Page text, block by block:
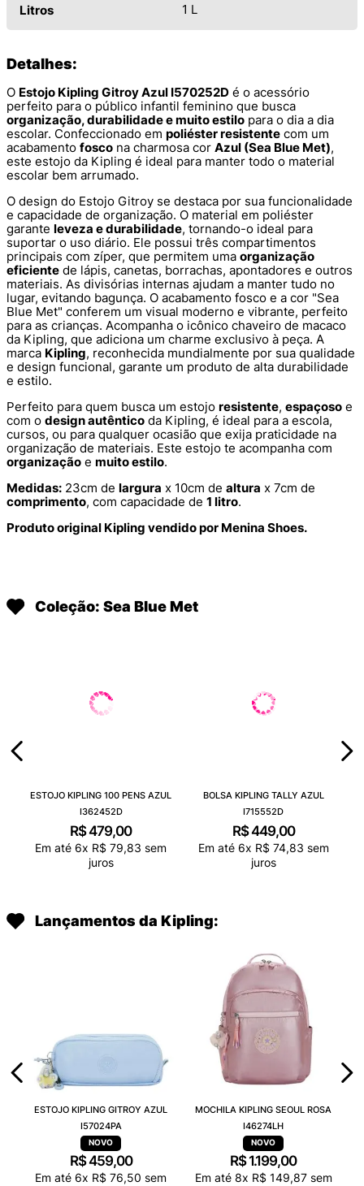
Litros 1 L
Detalhes:
O Estojo Kipling Gitroy Azul I570252D é o acessório
perfeito para o público infantil feminino que busca
organização, durabilidade e muito estilo para o dia a dia
escolar. Confeccionado em poliéster resistente com um
acabamento fosco na charmosa cor Azul (Sea Blue Met),
este estojo da Kipling é ideal para manter todo o material
escolar bem arrumado.
O design do Estojo Gitroy se destaca por sua funcionalidade
e capacidade de organização. O material em poliéster
garante leveza e durabilidade, tornando-o ideal para
suportar o uso diário. Ele possui três compartimentos
principais com zíper, que permitem uma organização
eficiente de lápis, canetas, borrachas, apontadores e outros
materiais. As divisórias internas ajudam a manter tudo no
lugar, evitando bagunça. O acabamento fosco e a cor "Sea
Blue Met" conferem um visual moderno e vibrante, perfeito
para as crianças. Acompanha o icônico chaveiro de macaco
da Kipling, que adiciona um charme exclusivo à peça. A
marca Kipling, reconhecida mundialmente por sua qualidade
e design funcional, garante um produto de alta durabilidade
e estilo.
Perfeito para quem busca um estojo resistente, espaçoso e
com o design autêntico da Kipling, é ideal para a escola,
cursos, ou para qualquer ocasião que exija praticidade na
organização de materiais. Este estojo te acompanha com
organização e muito estilo.
Medidas: 23cm de largura x 10cm de altura x 7cm de
comprimento, com capacidade de 1 litro.
Produto original Kipling vendido por Menina Shoes.
Coleção: Sea Blue Met
ESTOJO KIPLING 100 PENS AZUL
I362452D
R$479,00
Em até 6x R$ 79,83 sem
juros
BOLSA KIPLING TALLY AZUL
I715552D
R$449,00
Em até 6x R$ 74,83 sem
juros
Lançamentos da Kipling:
ESTOJO KIPLING GITROY AZUL
I57024PA
R$459,00
Em até 6x R$ 76,50 sem
MOCHILA KIPLING SEOUL ROSA
I46274LH
R$ 1.199,00
Em até 8x R$ 149,87sem